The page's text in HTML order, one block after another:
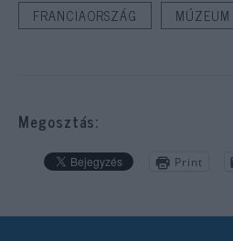
FRANCIAORSZÁG
MÚZEUM
Megosztás:
Print